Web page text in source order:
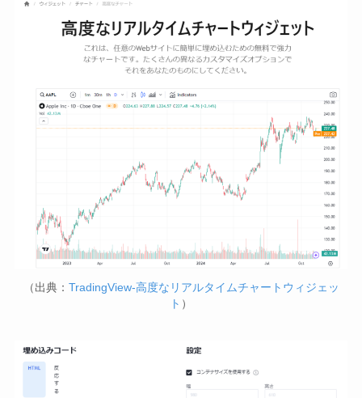
（出典： TradingView-高度なリアルタイムチャートウィジェッ
ト ）